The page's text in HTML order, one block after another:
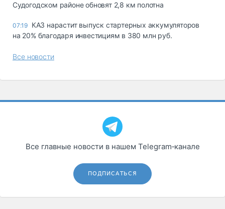
Судогодском районе обновят 2,8 км полотна
07:19 КАЗ нарастит выпуск стартерных аккумуляторов
на 20% благодаря инвестициям в 380 млн руб.
Все новости
Все главные новости в нашем Telegram‑канале
ПОДПИСАТЬСЯ